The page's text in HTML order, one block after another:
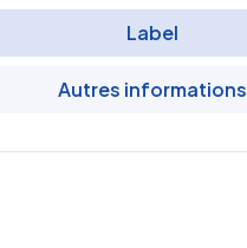
Label
Autres informations